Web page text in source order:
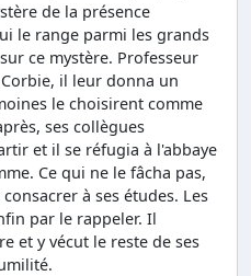
de la présence
le range parmi les grands
ce mystère. Professeur
il leur donna un
le choisirent comme
ses collègues
et il se réfugia à l'abbaye
Ce qui ne le fâcha pas,
à ses études. Les
par le rappeler. Il
et y vécut le reste de ses